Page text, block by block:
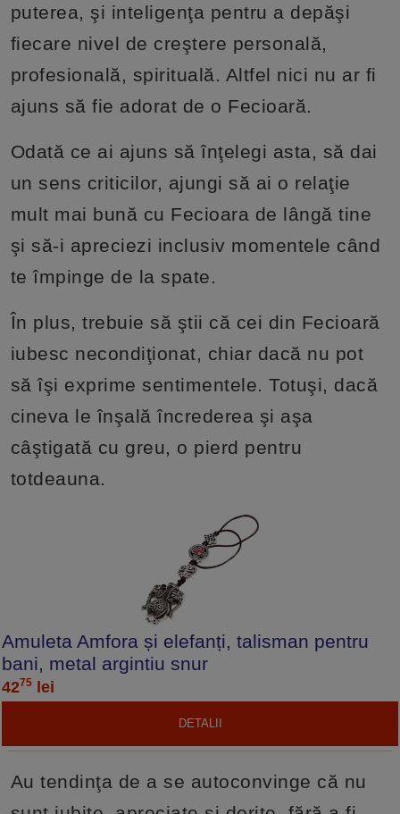
puterea, şi inteligenţa pentru a depăşi
fiecare nivel de creştere personală,
profesională, spirituală. Altfel nici nu ar fi
ajuns să fie adorat de o Fecioară.
Odată ce ai ajuns să înţelegi asta, să dai
un sens criticilor, ajungi să ai o relaţie
mult mai bună cu Fecioara de lângă tine
şi să-i apreciezi inclusiv momentele când
te împinge de la spate.
În plus, trebuie să ştii că cei din Fecioară
iubesc necondiţionat, chiar dacă nu pot
să îşi exprime sentimentele. Totuşi, dacă
cineva le înşală încrederea şi aşa
câştigată cu greu, o pierd pentru
totdeauna.
Amuleta Amfora și elefanți, talisman pentru
bani, metal argintiu snur
4275 lei
DETALII
Au tendinţa de a se autoconvinge că nu